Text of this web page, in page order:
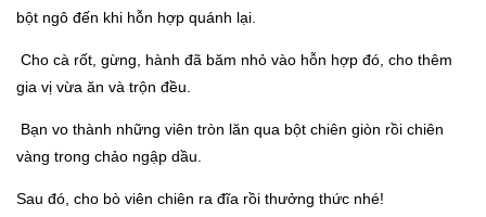
bột ngô đến khi hỗn hợp quánh lại.
Cho cà rốt, gừng, hành đã băm nhỏ vào hỗn hợp đó, cho thêm
gia vị vừa ăn và trộn đều.
Bạn vo thành những viên tròn lăn qua bột chiên giòn rồi chiên
vàng trong chảo ngập dầu.
Sau đó, cho bò viên chiên ra đĩa rồi thưởng thức nhé!